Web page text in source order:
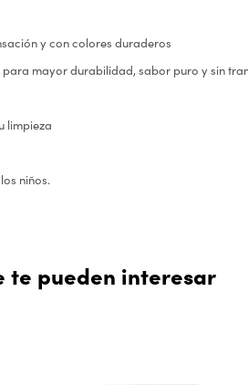
y con colores duraderos
mayor durabilidad, sabor puro y sin
limpieza
niños.
te pueden interesar